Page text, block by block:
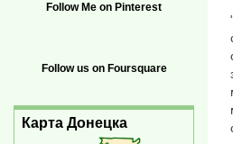
Follow Me on Pinterest
Follow us on Foursquare
Карта Донецка